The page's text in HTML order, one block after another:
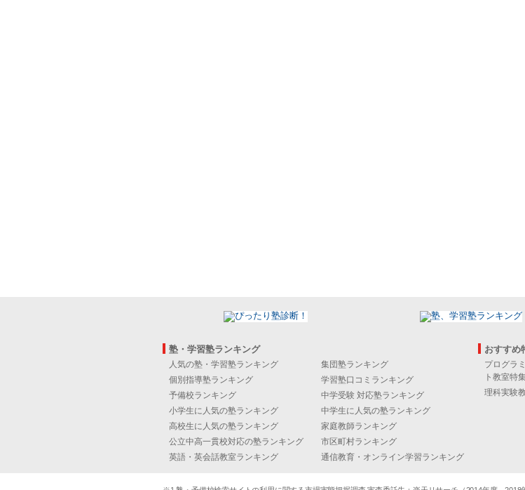
塾・学習塾ランキング
人気の塾・学習塾ランキング
集団塾ランキング
個別指導塾ランキング
学習塾口コミランキング
予備校ランキング
中学受験 対応塾ランキング
小学生に人気の塾ランキング
中学生に人気の塾ランキング
高校生に人気の塾ランキング
家庭教師ランキング
公立中高一貫校対応の塾ランキング
市区町村ランキング
英語・英会話教室ランキング
通信教育・オンライン学習ランキング
おすすめ
プログラ
ト教室特
理科実験